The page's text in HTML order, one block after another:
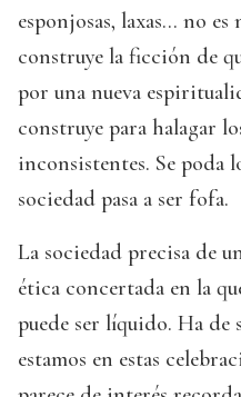
esponjosas, laxas… no
construye la ficción de
por una nueva
construye para halagar
inconsistentes. Se poda
sociedad pasa a ser fofa.
La sociedad precisa de
ética concertada en la
puede ser líquido. Ha de
estamos en estas